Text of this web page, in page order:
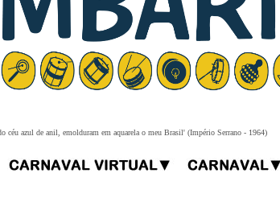
céu azul de anil, emolduram em aquarela o meu Brasil' (Império Serrano - 1964)